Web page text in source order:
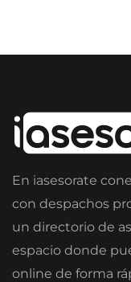
En iasesorate
con despachos
un directorio de
espacio donde
online de forma